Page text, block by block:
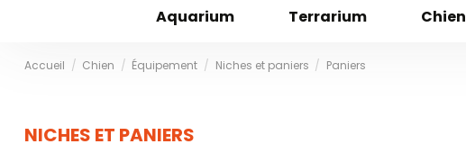
Aquarium Terrarium Chien
Accueil Chien Équipement Niches et paniers Paniers
NICHES ET PANIERS